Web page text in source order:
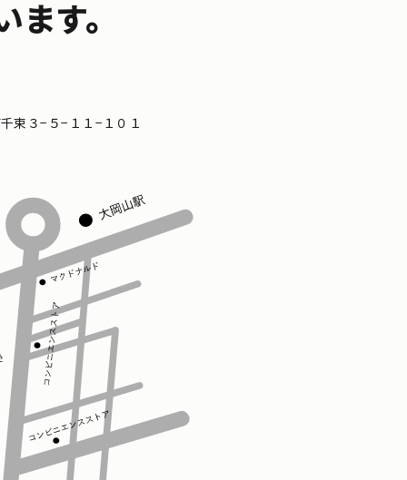
す。
束３−５−１１−１０１